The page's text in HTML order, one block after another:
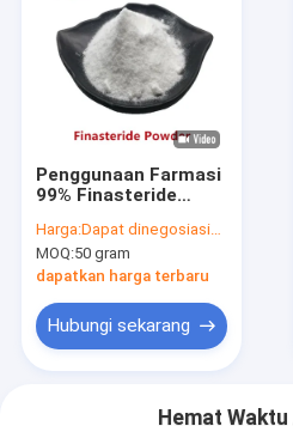
Penggunaan Farmasi
99% Finasteride
26-7
Harga:Dapat dinegosiasikan
MOQ:50 gram
dapatkan harga terbaru
Hubungi sekarang
Hemat Waktu